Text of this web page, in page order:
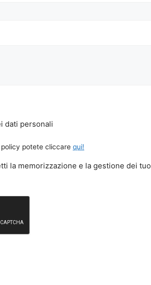
dati personali
policy potete cliccare qui!
la memorizzazione e la gestione dei